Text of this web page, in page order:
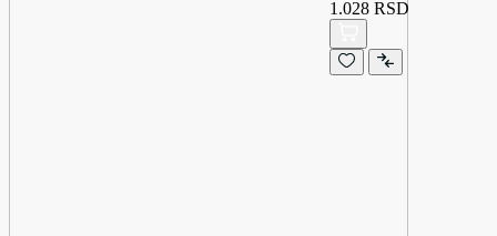
1.028 RSD